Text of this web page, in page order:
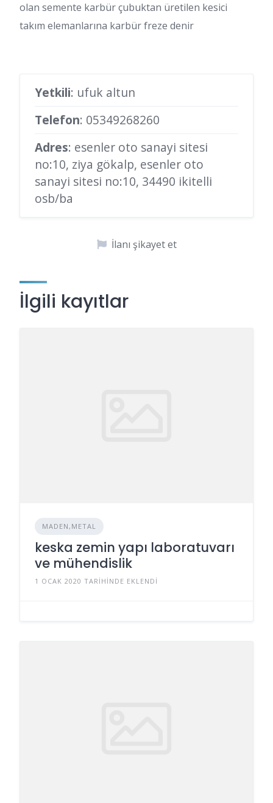
olan semente karbür çubuktan üretilen kesici
takım elemanlarına karbür freze denir
Yetkili: ufuk altun
Telefon: 05349268260
Adres: esenler oto sanayi sitesi
no:10, ziya gökalp, esenler oto
sanayi sitesi no:10, 34490 ikitelli
osb/ba
İlanı şikayet et
İlgili kayıtlar
MADEN,METAL
keska zemin yapı laboratuvarı
ve mühendislik
1 OCAK 2020 TARIHINDE EKLENDI